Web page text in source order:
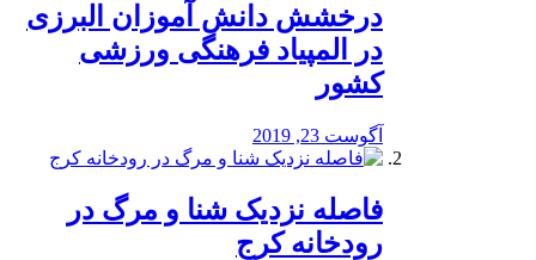
درخشش دانش آموزان البرزی
در المپیاد فرهنگی ورزشی
کشور
آگوست 23, 2019
️فاصله نزدیک شنا و مرگ در
رودخانه کرج